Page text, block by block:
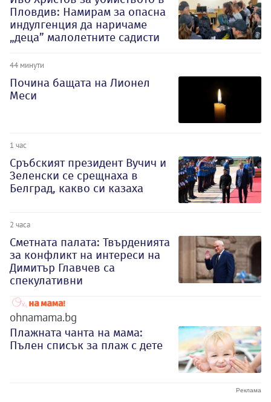
Пловдив: Намирам за опасна
индулгенция да наричаме
„деца” малолетните садисти
44 минути
Почина бащата на Лионел
Меси
1 час
Сръбският президент Вучич и
Зеленски се срещнаха в
Белград, какво си казаха
2 часа
Сметната палата: Твърденията
за конфликт на интереси на
Димитър Главчев са
спекулативни
ohnamama.bg
Плажната чанта на мама:
Пълен списък за плаж с дете